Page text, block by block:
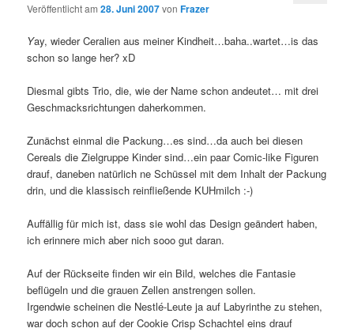
Veröffentlicht am28. Juni 2007vonFrazer
Yay, wieder Ceralien aus meiner Kindheit…baha..wartet…is das
schon so lange her? xD
Diesmal gibts Trio, die, wie der Name schon andeutet… mit drei
Geschmacksrichtungen daherkommen.
Zunächst einmal die Packung…es sind…da auch bei diesen
Cereals die Zielgruppe Kinder sind…ein paar Comic-like Figuren
drauf, daneben natürlich ne Schüssel mit dem Inhalt der Packung
drin, und die klassisch reinfließende KUHmilch :-)
Auffällig für mich ist, dass sie wohl das Design geändert haben,
ich erinnere mich aber nich sooo gut daran.
Auf der Rückseite finden wir ein Bild, welches die Fantasie
beflügeln und die grauen Zellen anstrengen sollen.
Irgendwie scheinen die Nestlé-Leute ja auf Labyrinthe zu stehen,
war doch schon auf der Cookie Crisp Schachtel eins drauf